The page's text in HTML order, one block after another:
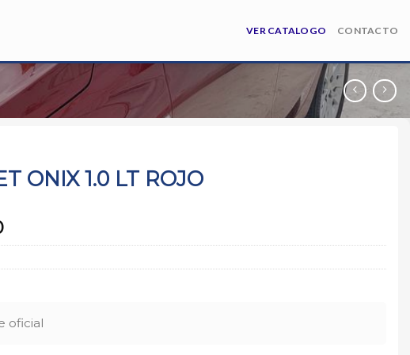
VER CATALOGO CONTACTO
ONIX 1.0 LT ROJO
oficial